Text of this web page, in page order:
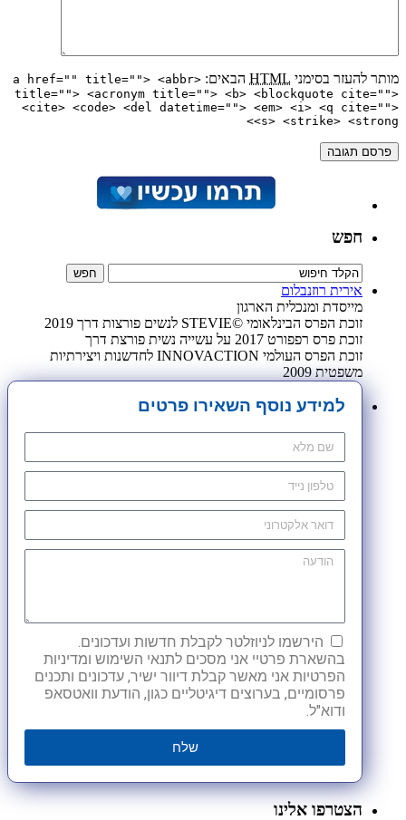
מותר להעזר בסימני HTML הבאים:
<a href="" title=""> <abbr
title=""> <acronym title=""> <b> <blockquote cite="">
<cite> <code> <del datetime=""> <em> <i> <q cite="">
<s> <strike> <strong>
חפש
אירית רוזנבלום
מייסדת ומנכלית הארגון
זוכת הפרס הבינלאומי ©STEVIE לנשים פורצות דרך 2019
זוכת פרס רפפורט 2017 על עשייה נשית פורצת דרך
זוכת הפרס העולמי INNOVACTION לחדשנות ויצירתיות
משפטית 2009
למידע נוסף השאירו פרטים
הירשמו לניוזלטר לקבלת חדשות ועדכונים.
בהשארת פרטיי אני מסכים לתנאי השימוש ומדיניות
הפרטיות אני מאשר קבלת דיוור ישיר, עדכונים ותכנים
פרסומיים, בערוצים דיגיטליים כגון, הודעת וואטסאפ
ודוא"ל.
שלח
הצטרפו אלינו